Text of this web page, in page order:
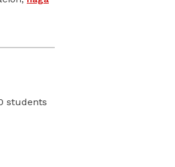
students